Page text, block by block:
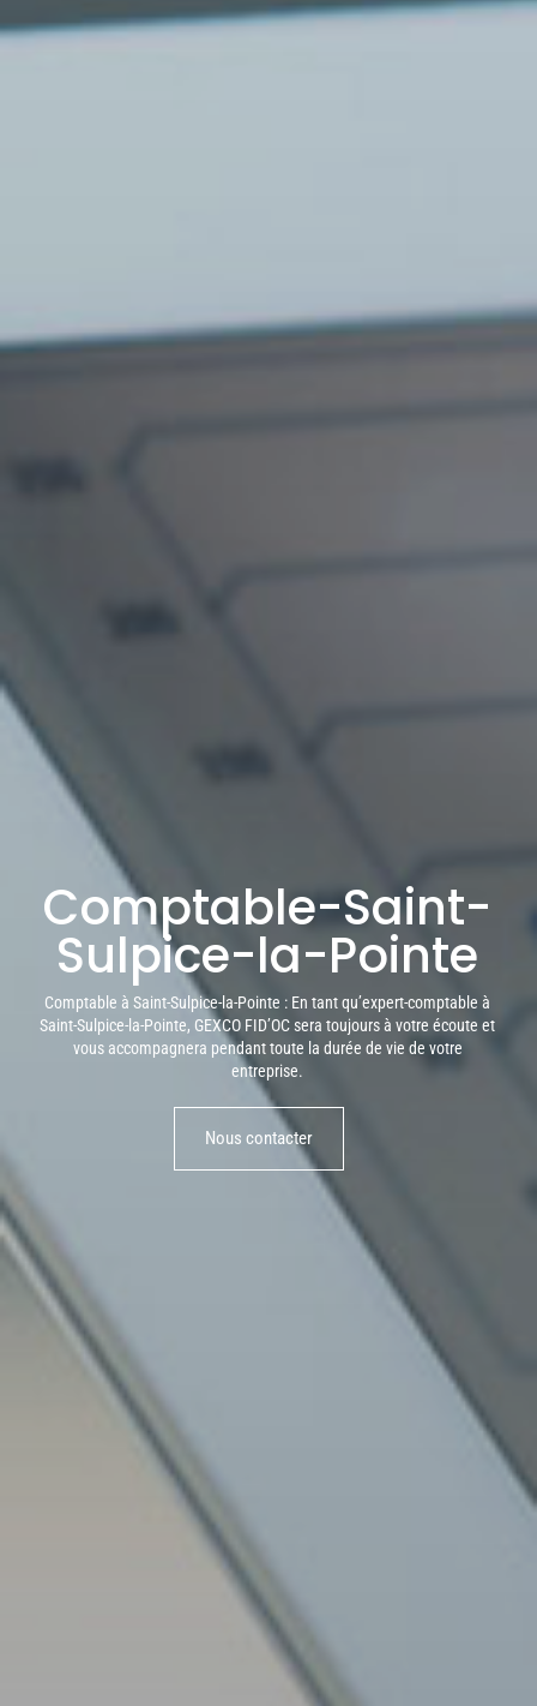
Comptable-Saint-
Sulpice-la-Pointe
Comptable à Saint-Sulpice-la-Pointe : En tant qu’expert-comptable à
Saint-Sulpice-la-Pointe, GEXCO FID’OC sera toujours à votre écoute et
vous accompagnera pendant toute la durée de vie de votre
entreprise.
Nous contacter